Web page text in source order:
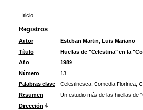
Inicio
Registros
Autor
Esteban Martín, Luis Mariano
Título
Huellas de "Celestina" en la
Año
1989
Número
13
Palabras clave
Celestinesca; Comedia Florinea;
Resumen
Un estudio más de las huellas de
Dirección